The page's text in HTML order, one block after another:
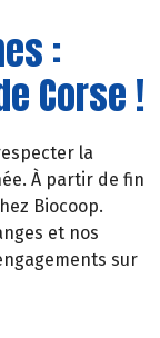
:
Corse !
la
À partir de fin
Biocoop.
et nos
sur